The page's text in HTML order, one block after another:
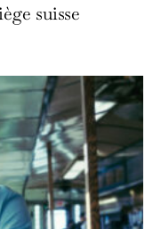
suisse